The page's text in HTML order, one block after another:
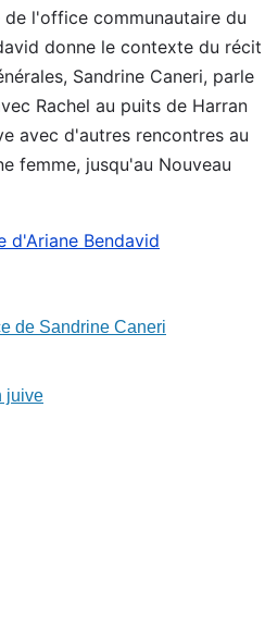
l'office communautaire du
donne le contexte du récit
Sandrine Caneri, parle
Rachel au puits de Harran
avec d'autres rencontres au
femme, jusqu'au Nouveau
d'Ariane Bendavid
de Sandrine Caneri
juive